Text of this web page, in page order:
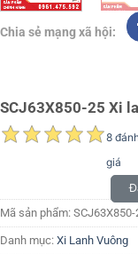
Chia sẻ mạng xã hội:
SCJ63X850-25 Xi
8
giá
Mã sản phẩm: SCJ63X850-
Danh mục: Xi Lanh Vuông